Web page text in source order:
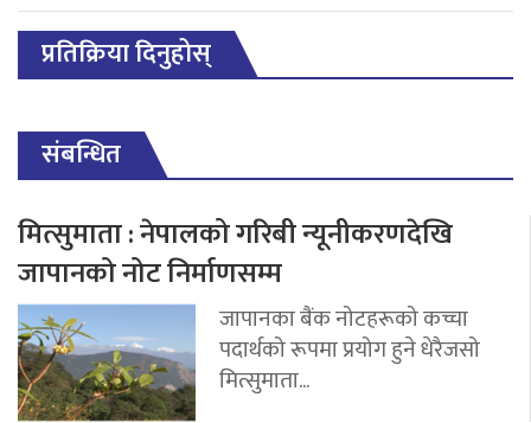
प्रतिक्रिया दिनुहोस्
संबन्धित
मित्सुमाता : नेपालको गरिबी न्यूनीकरणदेखि
जापानको नोट निर्माणसम्म
जापानका बैंक नोटहरूको कच्चा
पदार्थको रूपमा प्रयोग हुने धेरैजसो
मित्सुमाता...